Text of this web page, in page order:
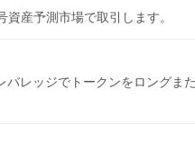
資産予測市場で取引します。
バレッジでトークンをロングま